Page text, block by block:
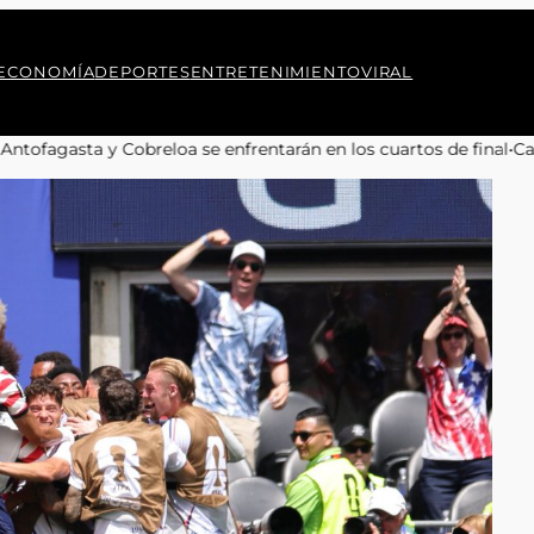
DEPORTESENTRETENIMIENTOVIRAL
en los cuartos de final•Camilo Kong aboga por la